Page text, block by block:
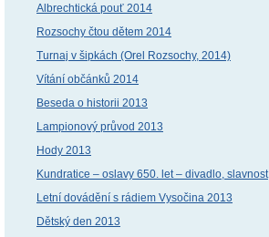
Albrechtická pouť 2014
Rozsochy čtou dětem 2014
Turnaj v šipkách (Orel Rozsochy, 2014)
Vítání občánků 2014
Beseda o historii 2013
Lampionový průvod 2013
Hody 2013
Kundratice – oslavy 650. let – divadlo, slavnost
Letní dovádění s rádiem Vysočina 2013
Dětský den 2013